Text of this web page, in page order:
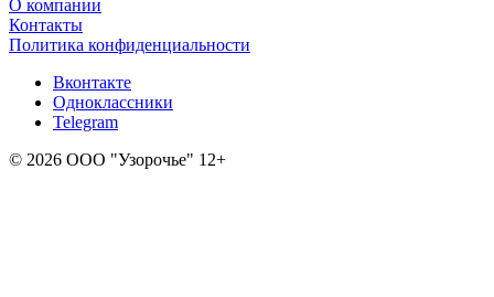
О компании
Контакты
Политика конфиденциальности
Вконтакте
Одноклассники
Telegram
© 2026 ООО "Узорочье" 12+